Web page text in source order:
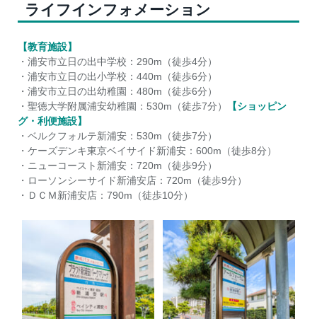
ライフインフォメーション
【教育施設】
・浦安市立日の出中学校：290m（徒歩4分）
・浦安市立日の出小学校：440m（徒歩6分）
・浦安市立日の出幼稚園：480m（徒歩6分）
・聖徳大学附属浦安幼稚園：530m（徒歩7分）
【ショッピン
グ・利便施設】
・ベルクフォルテ新浦安：530m（徒歩7分）
・ケーズデンキ東京ベイサイド新浦安：600m（徒歩8分）
・ニューコースト新浦安：720m（徒歩9分）
・ローソンシーサイド新浦安店：720m（徒歩9分）
・ＤＣＭ新浦安店：790m（徒歩10分）